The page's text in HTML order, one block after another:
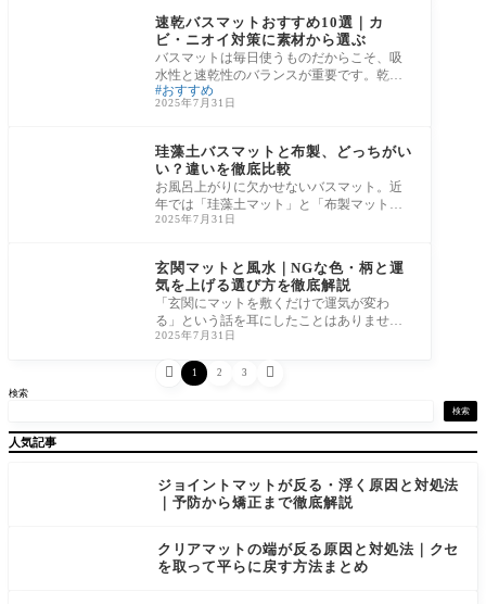
速乾バスマットおすすめ10選｜カ
ビ・ニオイ対策に素材から選ぶ
バスマットは毎日使うものだからこそ、吸
水性と速乾性のバランスが重要です。乾き
にくいマットをそのまま使い続けると、カ
ビや生
おすすめ
2025年7月31日
珪藻土バスマットと布製、どっちがい
い？違いを徹底比較
お風呂上がりに欠かせないバスマット。近
年では「珪藻土マット」と「布製マット」
の2大タイプが主流となり、どちらを選ぶか
2025年7月31日
玄関マットと風水｜NGな色・柄と運
気を上げる選び方を徹底解説
「玄関にマットを敷くだけで運気が変わ
る」という話を耳にしたことはありません
か？風水において、玄関は「気の入り口」
2025年7月31日
 1 2 3 
検索
検索
人気記事
ジョイントマットが反る・浮く原因と対処法
｜予防から矯正まで徹底解説
クリアマットの端が反る原因と対処法｜クセ
を取って平らに戻す方法まとめ